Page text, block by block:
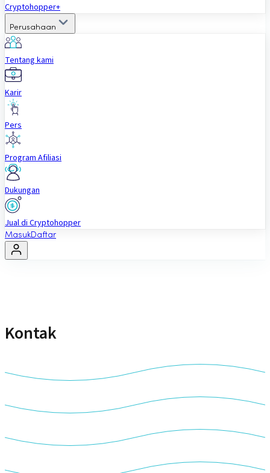
Cryptohopper+
Perusahaan
Tentang kami
Karir
Pers
Program Afiliasi
Dukungan
Jual di Cryptohopper
MasukDaftar
Kontak